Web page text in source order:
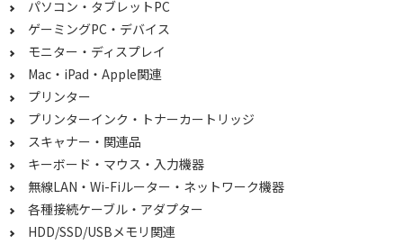
パソコン・タブレットPC
ゲーミングPC・デバイス
モニター・ディスプレイ
Mac・iPad・Apple関連
プリンター
プリンターインク・トナーカートリッジ
スキャナー・関連品
キーボード・マウス・入力機器
無線LAN・Wi-Fiルーター・ネットワーク機器
各種接続ケーブル・アダプター
HDD/SSD/USBメモリ関連
Windows11 Home
CPUで絞り込む
intel Core Ultra 5
intel Core i5
AMD Ryzen 5
Snapdragon X Plus
MediaTek
Snapdragon